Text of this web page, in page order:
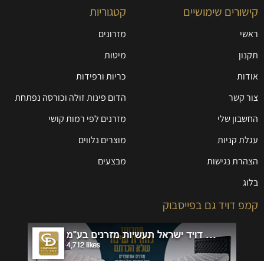
קישורים שימושיים
ראשי
תקנון
אודות
צור קשר
החשבון שלי
עגלת קניות
הצהרת נגישות
בלוג
קטגוריות
מזרונים
מיטות
כריות ורפידות
הדום פינות זולה וכורסה נפתחת
מזרנים לפי רמות קושי
מוצרים נלווים
מבצעים
קמפ דויד גם בפייסבוק